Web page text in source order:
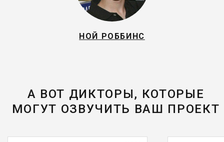
НОЙ РОББИНС
А ВОТ ДИКТОРЫ, КОТОРЫЕ
МОГУТ ОЗВУЧИТЬ ВАШ ПРОЕКТ